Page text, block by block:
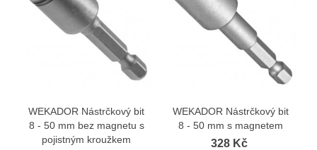
WEKADOR Nástrčkový bit
8 - 50 mm bez magnetu s
pojistným kroužkem
WEKADOR Nástrčkový bit
8 - 50 mm s magnetem
328 Kč